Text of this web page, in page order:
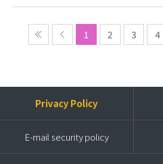
1 2 3 4
Privacy Policy
E-mail security policy